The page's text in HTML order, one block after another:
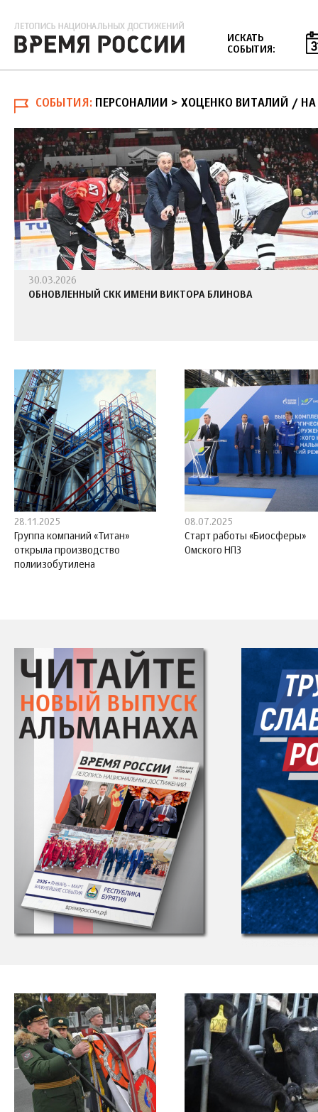
ИСКАТЬ
СОБЫТИЯ:
СОБЫТИЯ ПЕРСОНАЛИИ > ХОЦЕНКО ВИТАЛИЙ /
30.03.2026
ОБНОВЛЕННЫЙ СКК ИМЕНИ ВИКТОРА БЛИНОВА
28.11.2025
Группа компаний «Титан»
открыла производство
полиизобутилена
08.07.2025
Старт работы «Биосферы»
Омского НПЗ